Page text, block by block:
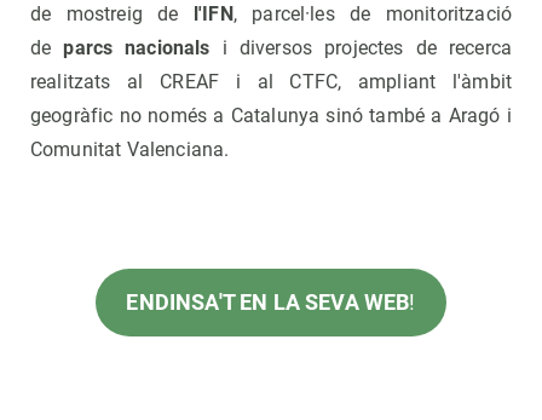
de mostreig de l'IFN, parcel·les de monitorització
de parcs nacionals i diversos projectes de recerca
realitzats al CREAF i al CTFC, ampliant l'àmbit
geogràfic no només a Catalunya sinó també a Aragó i
Comunitat Valenciana.
ENDINSA'T EN LA SEVA WEB!